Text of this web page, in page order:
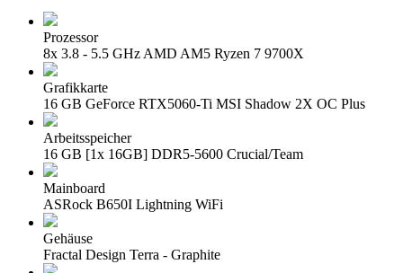
Prozessor
8x 3.8 - 5.5 GHz AMD AM5 Ryzen 7 9700X
Grafikkarte
16 GB GeForce RTX5060-Ti MSI Shadow 2X OC Plus
Arbeitsspeicher
16 GB [1x 16GB] DDR5-5600 Crucial/Team
Mainboard
ASRock B650I Lightning WiFi
Gehäuse
Fractal Design Terra - Graphite